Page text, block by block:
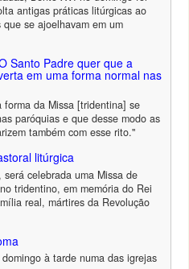
antigas práticas litúrgicas ao
se ajoelhavam em um
Santo Padre quer que a
em uma forma normal nas
forma da Missa [tridentina] se
paróquias e que desse modo as
também com esse rito."
litúrgica
celebrada uma Missa de
tridentino, em memória do Rei
real, mártires da Revolução
à tarde numa das igrejas